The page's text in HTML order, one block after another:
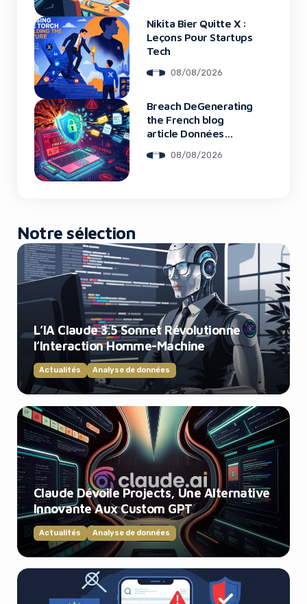
Nikita Bier Quitte X :
Leçons Pour Startups
Tech
08/08/2026
Breach DeGenerating
the French blog
article Données
Les Clients Touchés
08/08/2026
Notre sélection
L’IA Claude 3.5 Sonnet Révolutionne
l’Interaction Homme-Machine
Actualités Analyse de données
Claude Dévoile Projects, Une Alternative
Innovante Aux Custom GPT
Actualités Analyse de données
Yes, I will turn off Ad-Blocker
No Thanks